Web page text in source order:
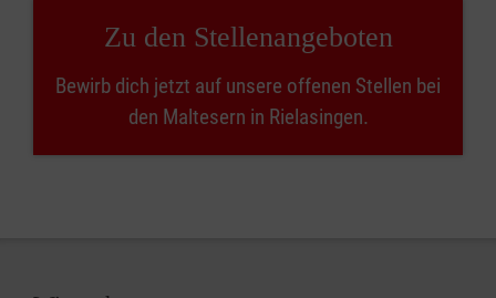
Zu den Stellenangeboten
Bewirb dich jetzt auf unsere offenen Stellen bei
den Maltesern in Rielasingen.